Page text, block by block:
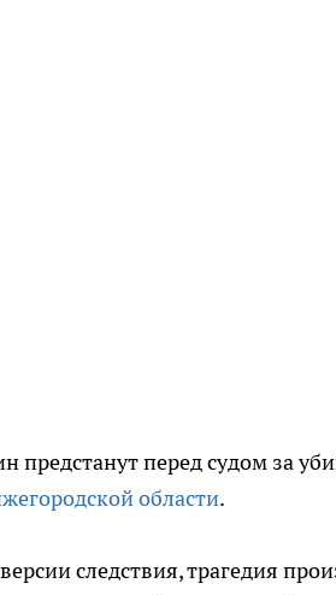
перед судом за
области.
следствия, трагедия